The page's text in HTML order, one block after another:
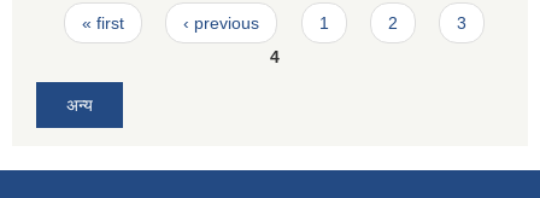
Pages
« first ‹ previous 1 2
3
4
अन्य